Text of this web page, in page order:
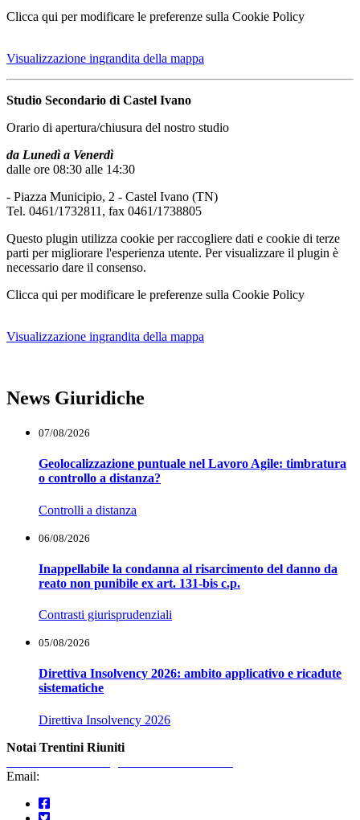
Clicca qui per modificare le preferenze sulla Cookie Policy
Visualizzazione ingrandita della mappa
Studio Secondario di Castel Ivano
Orario di apertura/chiusura del nostro studio
da Lunedì a Venerdì
dalle ore 08:30 alle 14:30
- Piazza Municipio, 2 - Castel Ivano (TN)
Tel. 0461/1732811, fax 0461/1738805
Questo plugin utilizza cookie per raccogliere dati e cookie di terze
parti per migliorare l'esperienza utente. Per visualizzare il plugin è
necessario dare il consenso.
Clicca qui per modificare le preferenze sulla Cookie Policy
Visualizzazione ingrandita della mappa
News Giuridiche
07/08/2026
Geolocalizzazione puntuale nel Lavoro Agile: timbratura
o controllo a distanza?
Controlli a distanza
06/08/2026
Inappellabile la condanna al risarcimento del danno da
reato non punibile ex art. 131-bis c.p.
Contrasti giurisprudenziali
05/08/2026
Direttiva Insolvency 2026: ambito applicativo e ricadute
sistematiche
Direttiva Insolvency 2026
Notai Trentini Riuniti
Email: